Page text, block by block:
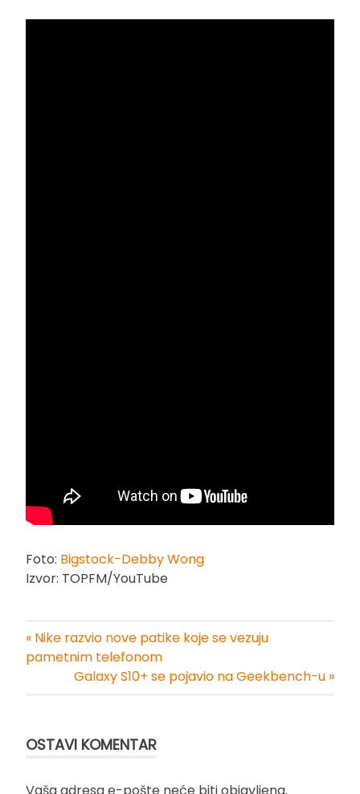
Foto: Bigstock-Debby Wong
Izvor: TOPFM/YouTube
Kretanje
članka
« Nike razvio nove patike koje se vezuju
pametnim telefonom
Galaxy S10+ se pojavio na Geekbench-u »
OSTAVI KOMENTAR
Vaša adresa e-pošte neće biti objavljena.